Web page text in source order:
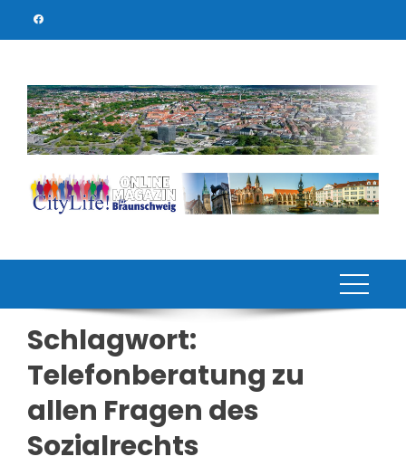
Schlagwort:
Telefonberatung zu
allen Fragen des
Sozialrechts